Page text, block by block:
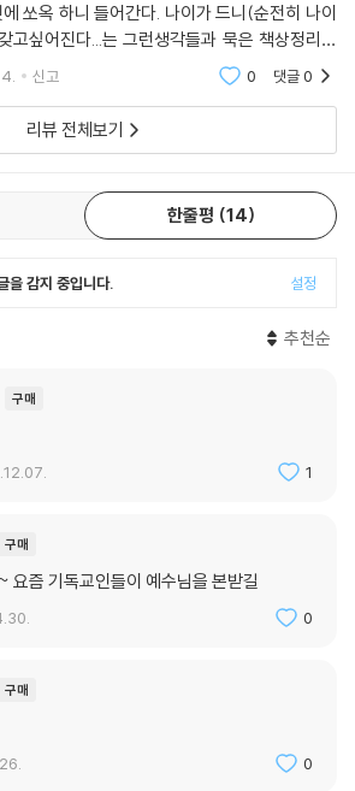
들이 반드시 봐야 할 영화고, 함께 보고 싶은 사
봐야 할 영화다. -주영훈(작곡가)
스의 《선 오브 갓, 예수-예수의 생애》를 더클
출간한다. 찰스 디킨스의 작품은 부모들이 자녀
진 작품으로 예수님의 생애를 이해하기 쉽게 씌
계에서도 극찬을 받은 영화〈선 오브 갓〉의 내용
년 사이 자신의 자녀들에게 물려주려고 쓴
생애》와 비슷하다. 찰스 디킨스는 자신의 아이
을 알고 받아들여 이웃을 용서하고 사랑하며 배
장하기를 바라는 마음에서 집필했기에 찰스 디킨
했다고 한다. 오직 자손들에게만 읽히길 바랐
쏘옥 하니 들어간다. 나이가 드니(순전히 나이
고싶어진다...는 그런생각들과 묵은 책상정리를
선물받은 성경책의 발견(?)으로 인해 이 책을
신고 0 댓글0
리뷰 전체보기
한줄평 14
을 감지 중입니다. 설정
추천순
구매
1
구매
요즘 기독교인들이 예수님을 본받길
0
구매
0